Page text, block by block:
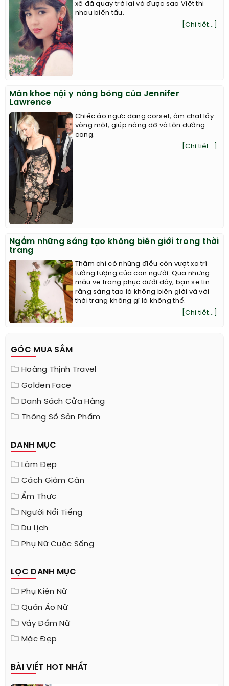
xê đã quay trở lại và được sao Việt thi
nhau biến tấu.
[Chi tiết...]
Màn khoe nội y nóng bỏng của Jennifer
Lawrence
Chiếc áo ngực dạng corset, ôm chặt lấy
vòng một, giúp nâng đỡ và tôn đường
cong.
[Chi tiết...]
Ngắm những sáng tạo không biên giới trong thời
trang
Thậm chí có những điều còn vượt xa trí
tưởng tượng của con người. Qua những
mẫu vẽ trang phục dưới đây, bạn sẽ tin
rằng sáng tạo là không biên giới và với
thời trang không gì là không thể.
[Chi tiết...]
GÓC MUA SẮM
Hoàng Thịnh Travel
Golden Face
Danh Sách Cửa Hàng
Thông Số Sản Phẩm
DANH MỤC
Làm Đẹp
Cách Giảm Cân
Ẩm Thực
Người Nổi Tiếng
Du Lịch
Phụ Nữ Cuộc Sống
LỌC DANH MỤC
Phụ Kiện Nữ
Quần Áo Nữ
Váy Đầm Nữ
Mặc Đẹp
BÀI VIẾT HOT NHẤT